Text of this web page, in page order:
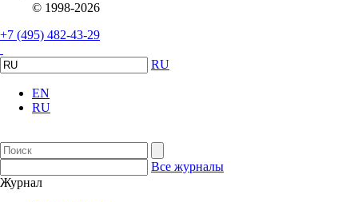
© 1998-2026
+7 (495) 482-43-29
RU
EN
RU
Все журналы
Журнал